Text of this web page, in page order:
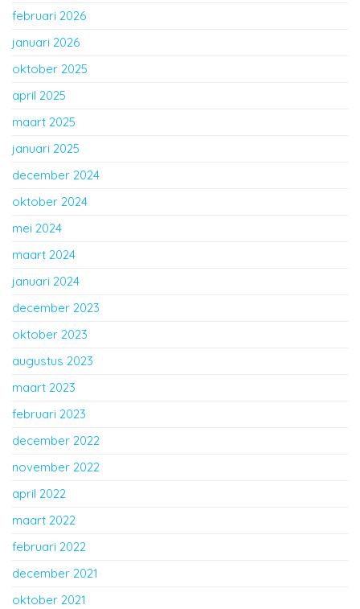
februari 2026
januari 2026
oktober 2025
april 2025
maart 2025
januari 2025
december 2024
oktober 2024
mei 2024
maart 2024
januari 2024
december 2023
oktober 2023
augustus 2023
maart 2023
februari 2023
december 2022
november 2022
april 2022
maart 2022
februari 2022
december 2021
oktober 2021